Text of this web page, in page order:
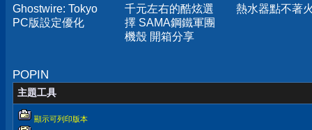
Ghostwire: Tokyo
PC版設定優化
千元左右的酷炫選
擇 SAMA鋼鐵軍團
機殼 開箱分享
熱水器點不著
POPIN
主題工具
顯示可列印版本